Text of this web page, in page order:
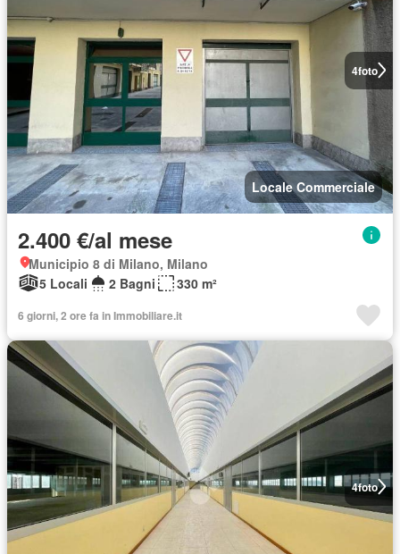
4foto
Locale Commerciale
2.400 €/al mese
Municipio 8 di Milano, Milano
5 Locali
2 Bagni 330 m²
6 giorni, 2 ore fa in Immobiliare.it
4foto